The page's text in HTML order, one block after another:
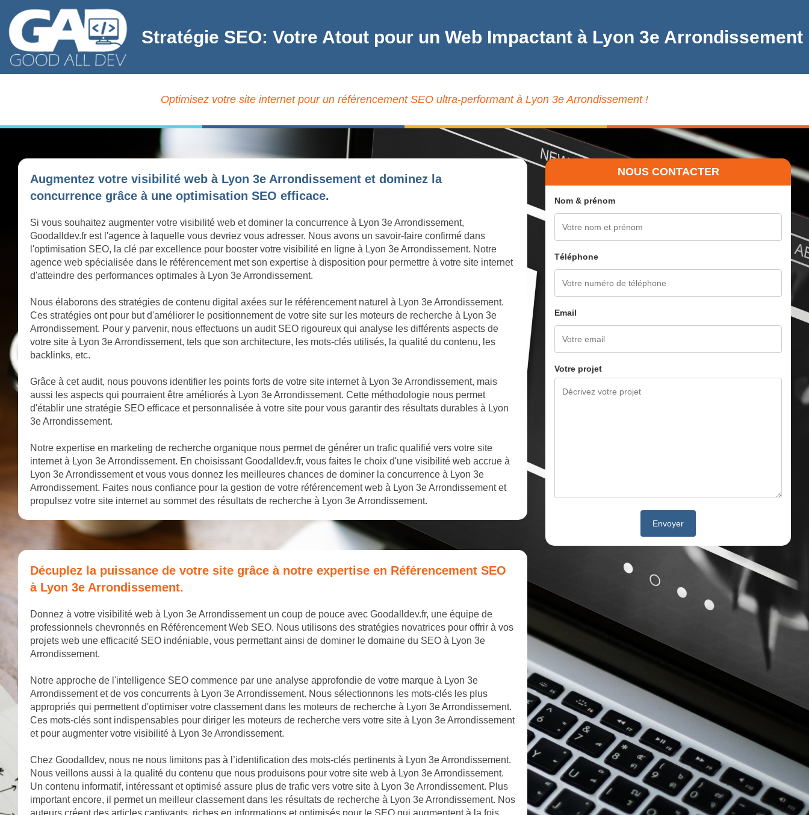
Stratégie SEO: Votre Atout pour un Web Impactant à Lyon 3e Arrondissement
Optimisez votre site internet pour un référencement SEO ultra-performant à Lyon 3e Arrondissement !
Augmentez votre visibilité web à Lyon 3e Arrondissement et dominez la
concurrence grâce à une optimisation SEO efficace.
Si vous souhaitez augmenter votre visibilité web et dominer la concurrence à Lyon 3e Arrondissement,
Goodalldev.fr est l'agence à laquelle vous devriez vous adresser. Nous avons un savoir-faire confirmé dans
l'optimisation SEO, la clé par excellence pour booster votre visibilité en ligne à Lyon 3e Arrondissement. Notre
agence web spécialisée dans le référencement met son expertise à disposition pour permettre à votre site internet
d'atteindre des performances optimales à Lyon 3e Arrondissement.
Nous élaborons des stratégies de contenu digital axées sur le référencement naturel à Lyon 3e Arrondissement.
Ces stratégies ont pour but d'améliorer le positionnement de votre site sur les moteurs de recherche à Lyon 3e
Arrondissement. Pour y parvenir, nous effectuons un audit SEO rigoureux qui analyse les différents aspects de
votre site à Lyon 3e Arrondissement, tels que son architecture, les mots-clés utilisés, la qualité du contenu, les
backlinks, etc.
Grâce à cet audit, nous pouvons identifier les points forts de votre site internet à Lyon 3e Arrondissement, mais
aussi les aspects qui pourraient être améliorés à Lyon 3e Arrondissement. Cette méthodologie nous permet
d'établir une stratégie SEO efficace et personnalisée à votre site pour vous garantir des résultats durables à Lyon
3e Arrondissement.
Notre expertise en marketing de recherche organique nous permet de générer un trafic qualifié vers votre site
internet à Lyon 3e Arrondissement. En choisissant Goodalldev.fr, vous faites le choix d'une visibilité web accrue à
Lyon 3e Arrondissement et vous vous donnez les meilleures chances de dominer la concurrence à Lyon 3e
Arrondissement. Faites nous confiance pour la gestion de votre référencement web à Lyon 3e Arrondissement et
propulsez votre site internet au sommet des résultats de recherche à Lyon 3e Arrondissement.
Décuplez la puissance de votre site grâce à notre expertise en Référencement SEO
à Lyon 3e Arrondissement.
Donnez à votre visibilité web à Lyon 3e Arrondissement un coup de pouce avec Goodalldev.fr, une équipe de
professionnels chevronnés en Référencement Web SEO. Nous utilisons des stratégies novatrices pour offrir à vos
projets web une efficacité SEO indéniable, vous permettant ainsi de dominer le domaine du SEO à Lyon 3e
Arrondissement.
Notre approche de l'intelligence SEO commence par une analyse approfondie de votre marque à Lyon 3e
Arrondissement et de vos concurrents à Lyon 3e Arrondissement. Nous sélectionnons les mots-clés les plus
appropriés qui permettent d'optimiser votre classement dans les moteurs de recherche à Lyon 3e Arrondissement.
Ces mots-clés sont indispensables pour diriger les moteurs de recherche vers votre site à Lyon 3e Arrondissement
et pour augmenter votre visibilité à Lyon 3e Arrondissement.
Chez Goodalldev, nous ne nous limitons pas à l’identification des mots-clés pertinents à Lyon 3e Arrondissement.
Nous veillons aussi à la qualité du contenu que nous produisons pour votre site web à Lyon 3e Arrondissement.
Un contenu informatif, intéressant et optimisé assure plus de trafic vers votre site à Lyon 3e Arrondissement. Plus
important encore, il permet un meilleur classement dans les résultats de recherche à Lyon 3e Arrondissement. Nos
auteurs créent des articles captivants, riches en informations et optimisés pour le SEO qui augmentent à la fois
NOUS CONTACTER
Nom & prénom
Téléphone
Email
Votre projet